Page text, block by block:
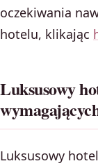
oczekiwania
hotelu, klikając
Luksusowy
Luksusowy